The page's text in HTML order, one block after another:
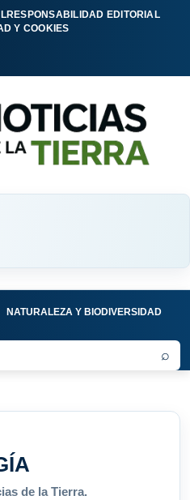
RESPONSABILIDAD EDITORIAL
Y COOKIES
NATURALEZA Y BIODIVERSIDAD
⌕
de la Tierra.